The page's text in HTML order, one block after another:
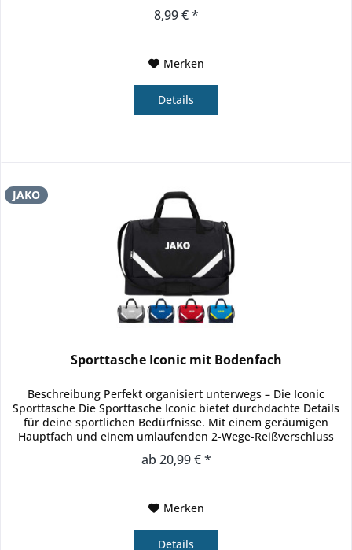
8,99 € *
Merken
Details
JAKO
Sporttasche Iconic mit Bodenfach
Beschreibung Perfekt organisiert unterwegs – Die Iconic
Sporttasche Die Sporttasche Iconic bietet durchdachte Details
für deine sportlichen Bedürfnisse. Mit einem geräumigen
Hauptfach und einem umlaufenden 2-Wege-Reißverschluss
ab 20,99 € *
Merken
Details